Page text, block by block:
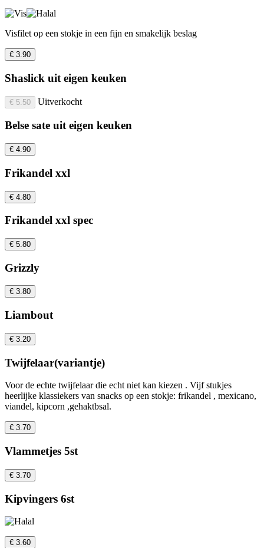
Visfilet op een stokje in een fijn en smakelijk beslag
€ 3.90
Shaslick uit eigen keuken
€ 5.50 Uitverkocht
Belse sate uit eigen keuken
€ 4.90
Frikandel xxl
€ 4.80
Frikandel xxl spec
€ 5.80
Grizzly
€ 3.80
Liambout
€ 3.20
Twijfelaar(variantje)
Voor de echte twijfelaar die echt niet kan kiezen . Vijf stukjes
heerlijke klassiekers van snacks op een stokje: frikandel , mexicano,
viandel, kipcorn ,gehaktbsal.
€ 3.70
Vlammetjes 5st
€ 3.70
Kipvingers 6st
€ 3.60